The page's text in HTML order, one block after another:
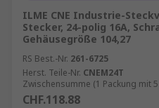
ILME CNE Industrie-
Stecker, 24-polig 16A,
Gehäusegröße 104,27
RS Best.-Nr. 261-6725
Herst. Teile-Nr. CNEM24T
Zwischensumme (1 Packung mit 5
CHF.118.88